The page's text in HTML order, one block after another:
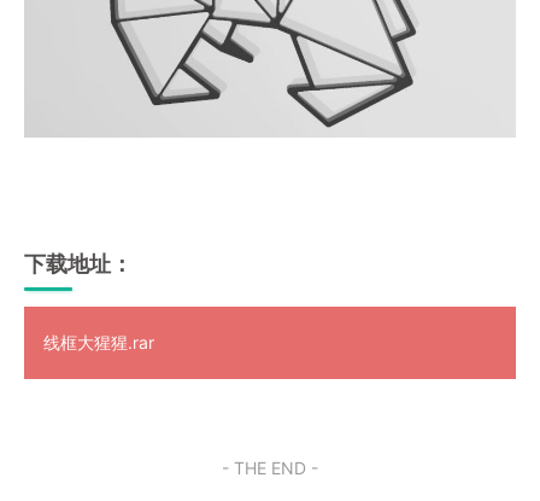
下载地址：
线框大猩猩.rar
- THE END -